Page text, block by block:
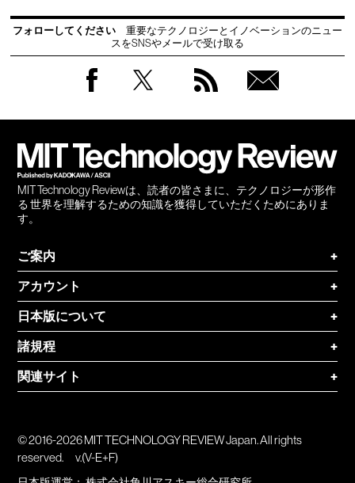
フォローしてください
重要なテクノロジーとイノベーションのニュー
スをSNSやメールで受け取る
MIT Technology Reviewは、読者の皆さまに、テクノロジーが形作
る 世界を理解するための知識を獲得していただくためにありま
す。
ご案内
+
アカウント
+
日本版について
+
諸規程
+
関連サイト
+
© 2016-2026 MIT TECHNOLOGY REVIEW Japan. All rights
reserved.
v.(V-E+F)